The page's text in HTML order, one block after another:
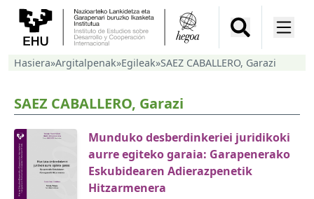
Hasiera»Argitalpenak»Egileak»SAEZ CABALLERO, Garazi
SAEZ CABALLERO, Garazi
Munduko desberdinkeriei juridikoki
aurre egiteko garaia: Garapenerako
Eskubidearen Adierazpenetik
Hitzarmenera